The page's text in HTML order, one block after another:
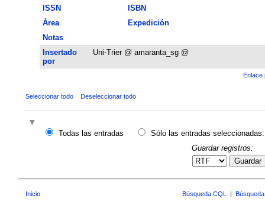
ISSN
ISBN
Área
Expedición
Notas
Insertado
por
Uni-Trier @ amaranta_sg @
Enlace
Seleccionar todo Deseleccionar todo
Todas las entradas
Sólo las entradas seleccionadas:
Guardar registros:
Guardar
Inicio Búsqueda CQL